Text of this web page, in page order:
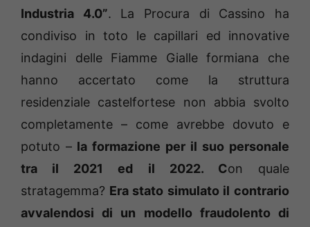
Industria 4.0”. La Procura di Cassino ha
condiviso in toto le capillari ed innovative
indagini delle Fiamme Gialle formiana che
hanno accertato come la struttura
residenziale castelfortese non abbia svolto
completamente – come avrebbe dovuto e
potuto – la formazione per il suo personale
tra il 2021 ed il 2022. Con quale
stratagemma? Era stato simulato il contrario
avvalendosi di un modello fraudolento di